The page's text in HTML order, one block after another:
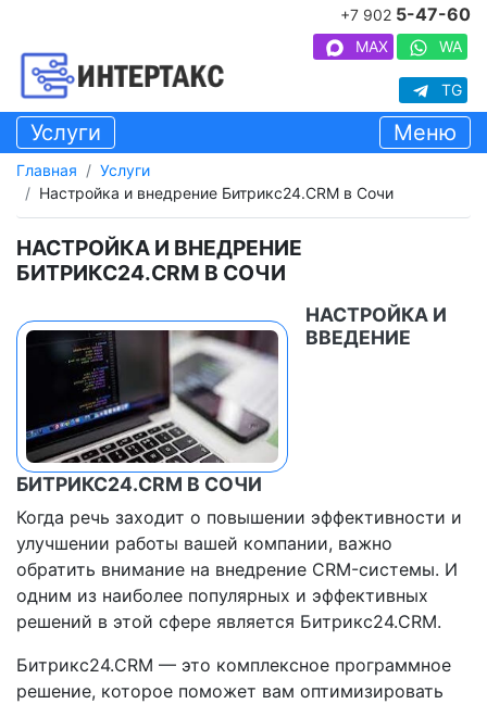
+7 902 5-47-60
MAX WA
TG
Услуги Меню
Главная
Услуги
Настройка и внедрение Битрикс24.CRM в Сочи
НАСТРОЙКА И ВНЕДРЕНИЕ
БИТРИКС24.CRM В СОЧИ
НАСТРОЙКА И
ВВЕДЕНИЕ
БИТРИКС24.CRM В СОЧИ
Когда речь заходит о повышении эффективности и
улучшении работы вашей компании, важно
обратить внимание на внедрение CRM-системы. И
одним из наиболее популярных и эффективных
решений в этой сфере является Битрикс24.CRM.
Битрикс24.CRM — это комплексное программное
решение, которое поможет вам оптимизировать